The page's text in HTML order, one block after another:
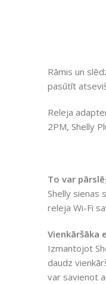
Rāmis un
pasūtīt
Releja
2PM, Shelly
To var
Shelly sienas
releja Wi-Fi
Vienkāršāka
Izmantojot
daudz
var savienot